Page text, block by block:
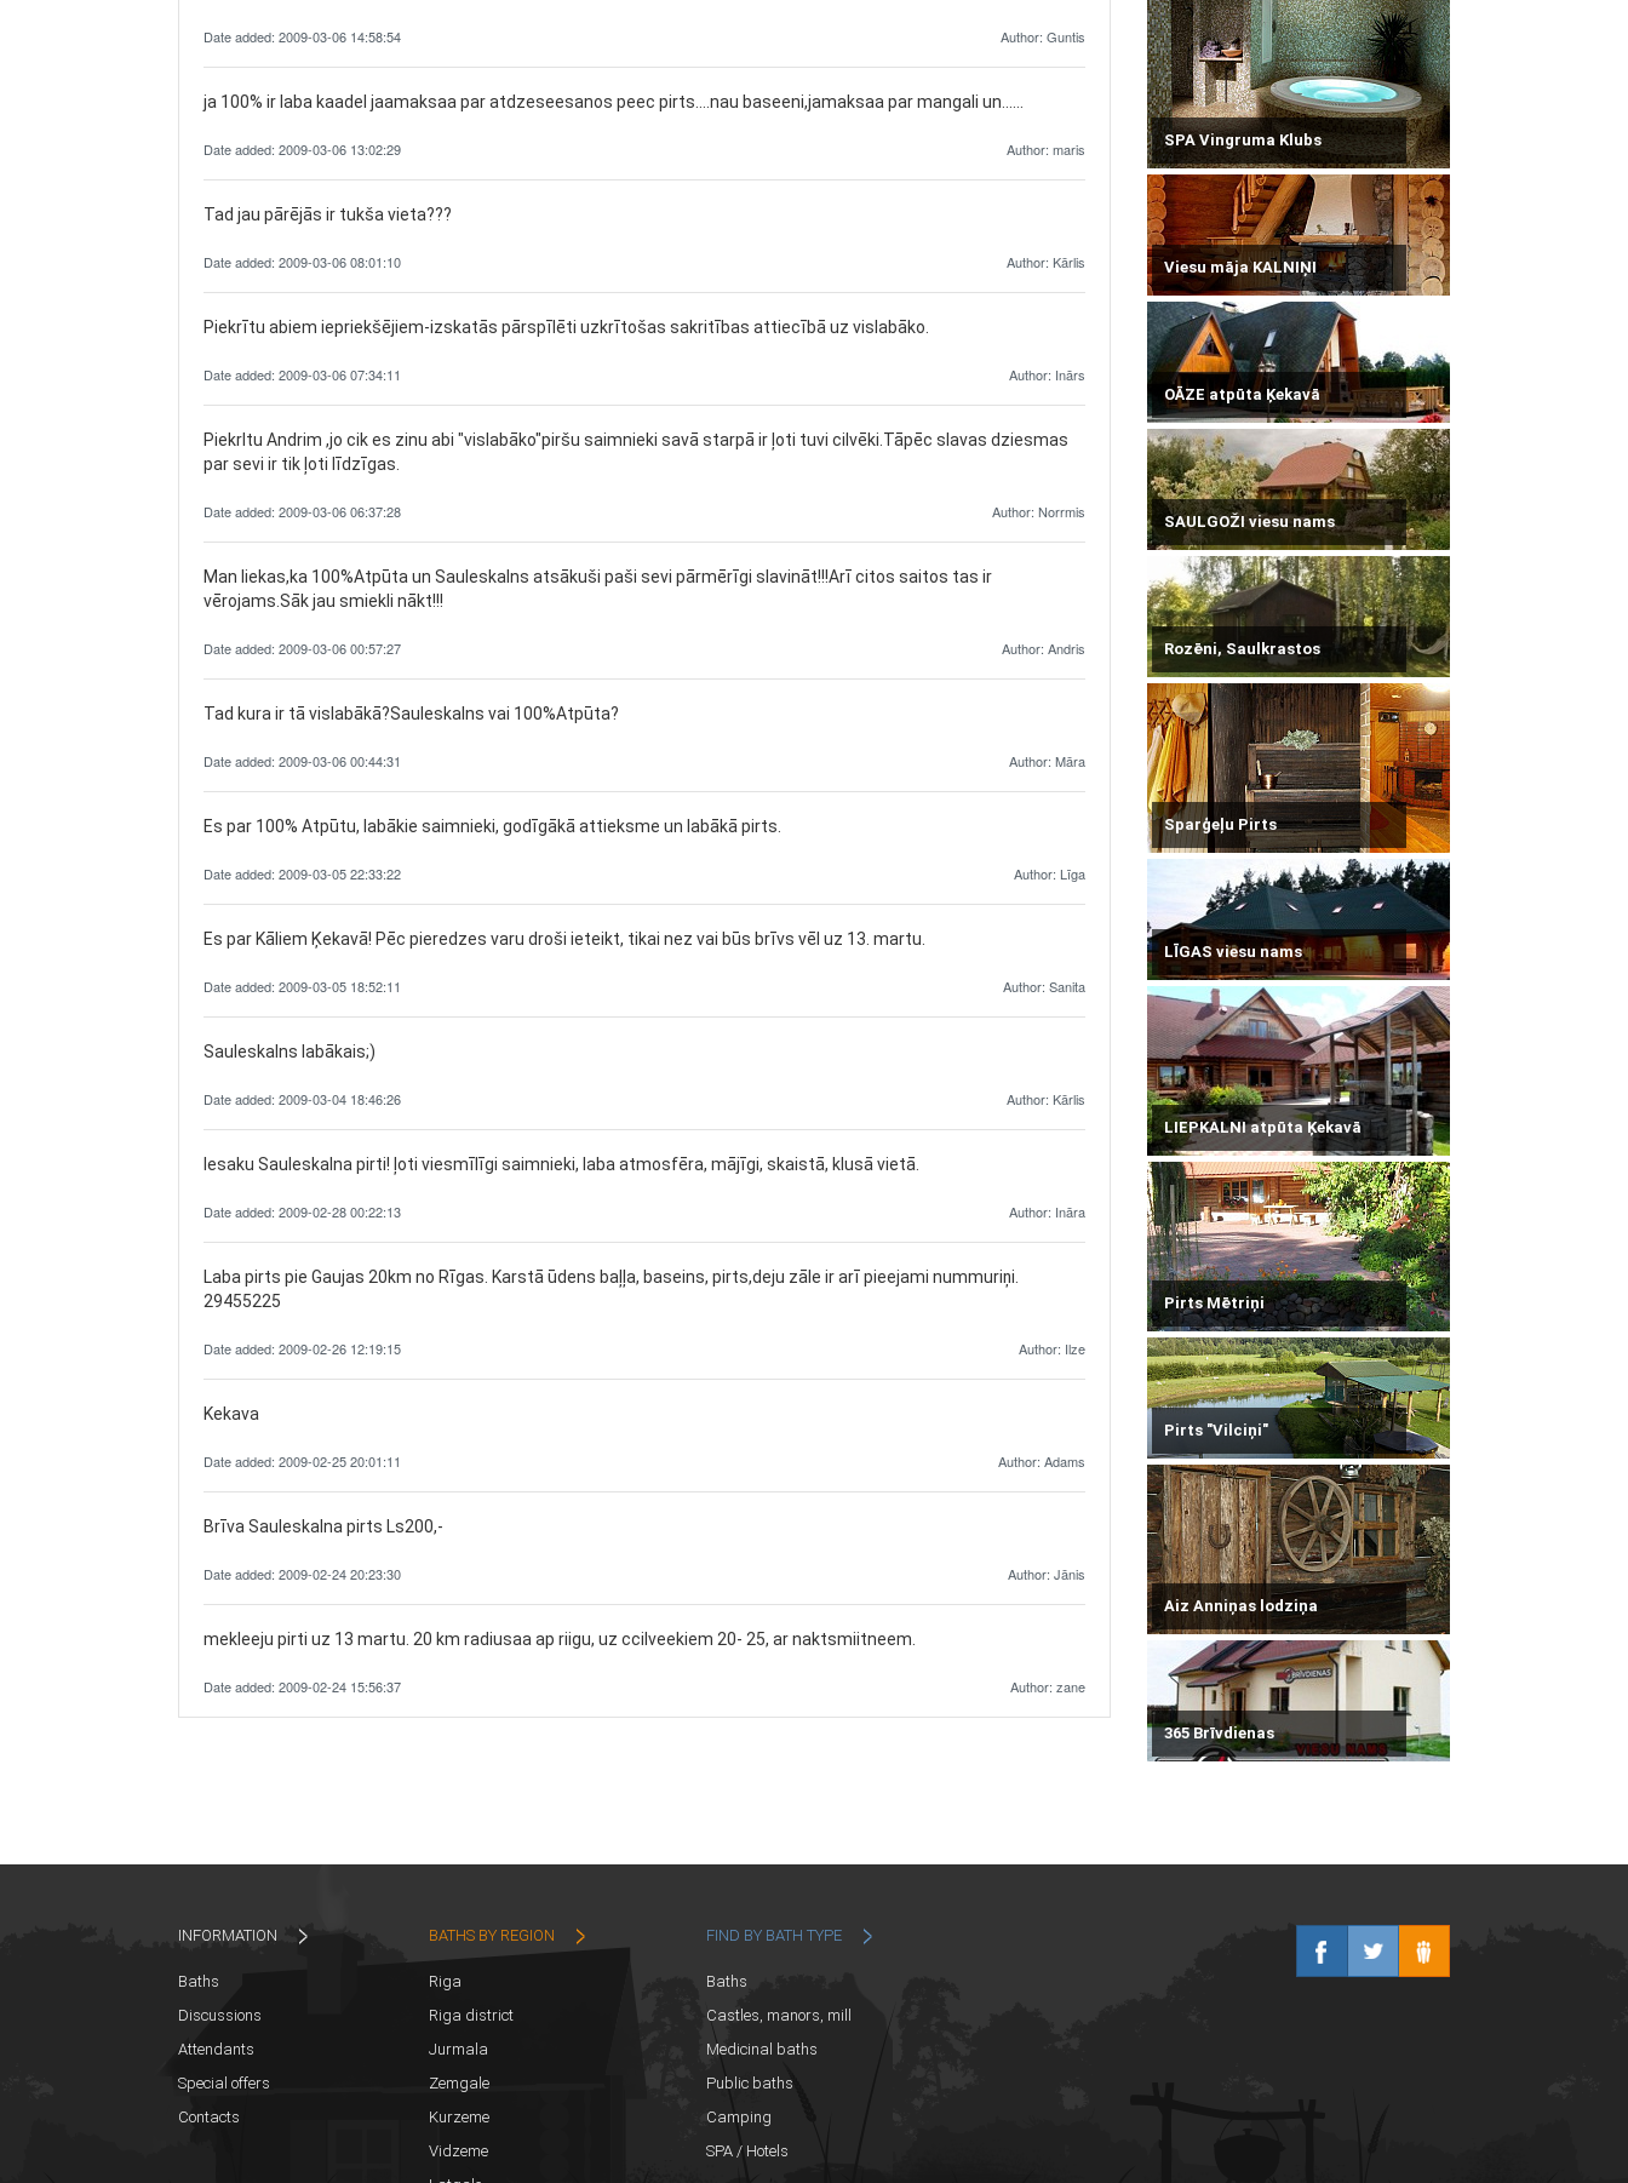
SPA Vingruma Klubs
Viesu māja KALNIŅI
OĀZE atpūta Ķekavā
SAULGOŽI viesu nams
Rozēni, Saulkrastos
Sparģeļu Pirts
LĪGAS viesu nams
LIEPKALNI atpūta Ķekavā
Pirts Mētriņi
Pirts "Vilciņi"
Aiz Anniņas lodziņa
365 Brīvdienas
Date added: 2009-03-06 14:58:54 Author: Guntis
ja 100% ir laba kaadel jaamaksaa par atdzeseesanos peec pirts....nau baseeni,jamaksaa par mangali un......
Date added: 2009-03-06 13:02:29 Author: maris
Tad jau pārējās ir tukša vieta???
Date added: 2009-03-06 08:01:10 Author: Kārlis
Piekrītu abiem iepriekšējiem-izskatās pārspīlēti uzkrītošas sakritības attiecībā uz vislabāko.
Date added: 2009-03-06 07:34:11 Author: Inārs
PiekrItu Andrim ,jo cik es zinu abi "vislabāko"piršu saimnieki savā starpā ir ļoti tuvi cilvēki.Tāpēc slavas dziesmas
par sevi ir tik ļoti līdzīgas.
Date added: 2009-03-06 06:37:28 Author: Norrmis
Man liekas,ka 100%Atpūta un Sauleskalns atsākuši paši sevi pārmērīgi slavināt!!!Arī citos saitos tas ir
vērojams.Sāk jau smiekli nākt!!!
Date added: 2009-03-06 00:57:27 Author: Andris
Tad kura ir tā vislabākā?Sauleskalns vai 100%Atpūta?
Date added: 2009-03-06 00:44:31 Author: Māra
Es par 100% Atpūtu, labākie saimnieki, godīgākā attieksme un labākā pirts.
Date added: 2009-03-05 22:33:22 Author: Līga
Es par Kāliem Ķekavā! Pēc pieredzes varu droši ieteikt, tikai nez vai būs brīvs vēl uz 13. martu.
Date added: 2009-03-05 18:52:11 Author: Sanita
Sauleskalns labākais;)
Date added: 2009-03-04 18:46:26 Author: Kārlis
Iesaku Sauleskalna pirti! ļoti viesmīlīgi saimnieki, laba atmosfēra, mājīgi, skaistā, klusā vietā.
Date added: 2009-02-28 00:22:13 Author: Ināra
Laba pirts pie Gaujas 20km no Rīgas. Karstā ūdens baļļa, baseins, pirts,deju zāle ir arī pieejami nummuriņi.
29455225
Date added: 2009-02-26 12:19:15 Author: Ilze
Kekava
Date added: 2009-02-25 20:01:11 Author: Adams
Brīva Sauleskalna pirts Ls200,-
Date added: 2009-02-24 20:23:30 Author: Jānis
mekleeju pirti uz 13 martu. 20 km radiusaa ap riigu, uz ccilveekiem 20- 25, ar naktsmiitneem.
Date added: 2009-02-24 15:56:37 Author: zane
INFORMATION
Baths
Discussions
Attendants
Special offers
Contacts
BATHS BY REGION
Riga
Riga district
Jurmala
Zemgale
Kurzeme
Vidzeme
FIND BY BATH TYPE
Baths
Castles, manors, mill
Medicinal baths
Public baths
Camping
SPA / Hotels